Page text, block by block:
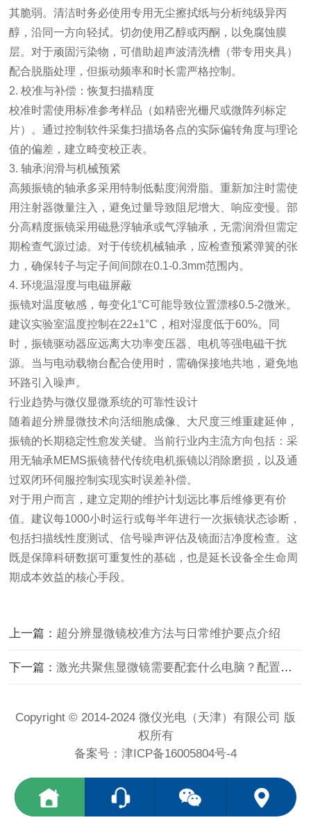
其脆弱。清洁时务必使用专用无尘擦拭纸与分析纯级异丙
醇，沿同一方向轻拭。切勿使用乙醇或丙酮，以免腐蚀膜
层。对于顽固污染物，可借助超声波清洗槽（带专用夹具）
配合脱脂处理，但振动频率和时长需严格控制。
2. 校准与补偿：恢复扫描精度
校准时需使用标准参考样品（如精密光栅尺或微阵列标定
片）。通过控制软件采集扫描场各点的实际偏转角度与理论
值的偏差，建立畸变校正表。
3. 轴承润滑与机械预紧
高频振镜的轴承多采用特制低黏度润滑脂。重新加注时需使
用注射器微量注入，避免过量导致阻尼增大、响应变慢。部
分高精度振镜采用磁悬浮轴承或气浮轴承，无需润滑但需定
期检查气源过滤。对于传统机械轴承，应检查预紧弹簧的张
力，确保转子与定子间间隙在0.1-0.3mm范围内。
4. 环境温湿度与电磁屏蔽
振镜对温度敏感，每变化1°C可能导致位置漂移0.5-2微米。
建议实验室温度控制在22±1°C，相对湿度低于60%。同
时，振镜驱动器应远离大功率变压器、电机等强电磁干扰
源。当与电动载物台配合使用时，需确保接地共地，避免地
环路引入噪声。
行业趋势与微仪显微系统的可靠性设计
随着超分辨显微技术向活细胞成像、大尺度三维重建延伸，
振镜的长期稳定性愈发关键。当前行业内主流方向包括：采
用无轴承MEMS振镜替代传统电机振镜以消除磨损，以及通
过双闭环伺服控制实现实时误差补偿。
对于用户而言，建立定期的维护计划远比事后维修更有价
值。建议每1000小时运行或每半年进行一次振镜状态诊断，
包括扫描线性度测试、信号噪声评估及镜面洁净度检查。这
既是保障科研数据可重复性的基础，也是延长设备全生命周
期成本效益的核心手段。
上一篇： 超分辨显微镜校准方法与日常维护要点介绍
下一篇：激光共聚焦显微镜需要配套什么电脑？配置要求介绍
Copyright © 2014-2024 微仪光电（天津）有限公司 版
权所有
备案号： 津ICP备16005804号-4